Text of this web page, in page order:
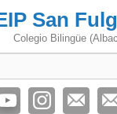
San
Colegio Bilingüe